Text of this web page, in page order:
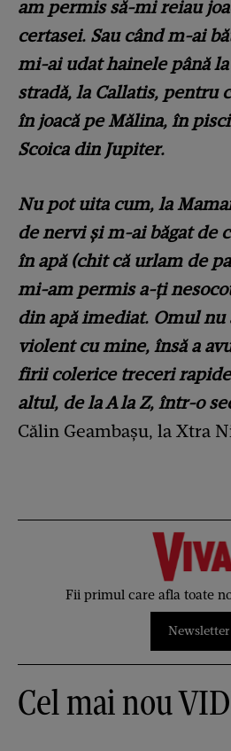
am permis să-mi reiau
certasei. Sau când m-ai
mi-ai udat hainele până
stradă, la Callatis, pentru
în joacă pe Mălina, în
Scoica din Jupiter.
Nu pot uita cum, la
de nervi şi m-ai băgat de
în apă (chit că urlam de
mi-am permis a-ţi
din apă imediat. Omul nu
violent cu mine, însă a
firii colerice treceri
altul, de la A la Z, într-o
Călin Geambașu, la Xtra
Fii primul care afla toate
Newsletter
Cel mai nou